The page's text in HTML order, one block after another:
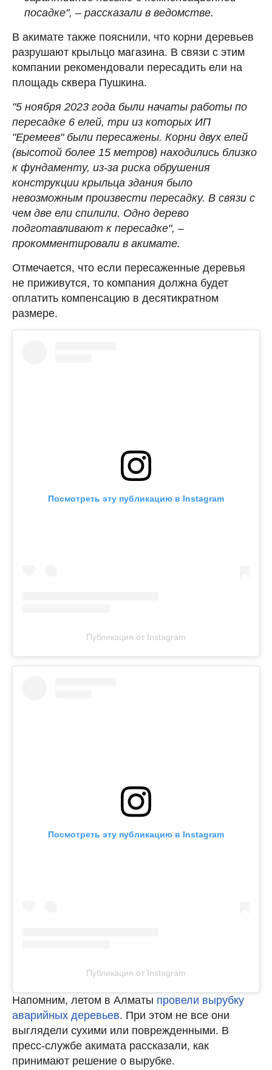
посадке", – рассказали в ведомстве.
В акимате также пояснили, что корни деревьев
разрушают крыльцо магазина. В связи с этим
компании рекомендовали пересадить ели на
площадь сквера Пушкина.
"5 ноября 2023 года были начаты работы по
пересадке 6 елей, три из которых ИП
"Еремеев" были пересажены. Корни двух елей
(высотой более 15 метров) находились близко
к фундаменту, из-за риска обрушения
конструкции крыльца здания было
невозможным произвести пересадку. В связи с
чем две ели спилили. Одно дерево
подготавливают к пересадке", –
прокомментировали в акимате.
Отмечается, что если пересаженные деревья
не приживутся, то компания должна будет
оплатить компенсацию в десятикратном
размере.
Посмотреть эту публикацию в Instagram
Публикация от Instagram
Посмотреть эту публикацию в Instagram
Публикация от Instagram
Напомним, летом в Алматы провели вырубку
аварийных деревьев. При этом не все они
выглядели сухими или поврежденными. В
пресс-службе акимата рассказали, как
принимают решение о вырубке.